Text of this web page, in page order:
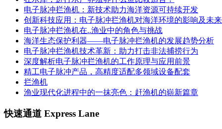
电子脉冲拦渔机：新技术助力海洋资源可持续开发
创新科技应用：电子脉冲拦渔机对海洋环境的影响及未
电子脉冲拦渔机在..渔业中的角色与挑战
海洋生态保护利器——电子脉冲拦渔机的发展趋势分析
电子脉冲拦渔机技术革新：助力打击非法捕捞行为
深度解析电子脉冲拦渔机的工作原理与应用前景
精工电子脉冲产品，高精度适配多领域设备配套
拦渔机
渔业现代化进程中的一抹亮色：赶渔机的崭新篇章
快速通道 Express Lane